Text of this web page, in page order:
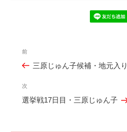
ビ
ゲ
過
去
前
三原じゅん子候補・地元入り
次
の
次
選挙戦17日目・三原じゅん子